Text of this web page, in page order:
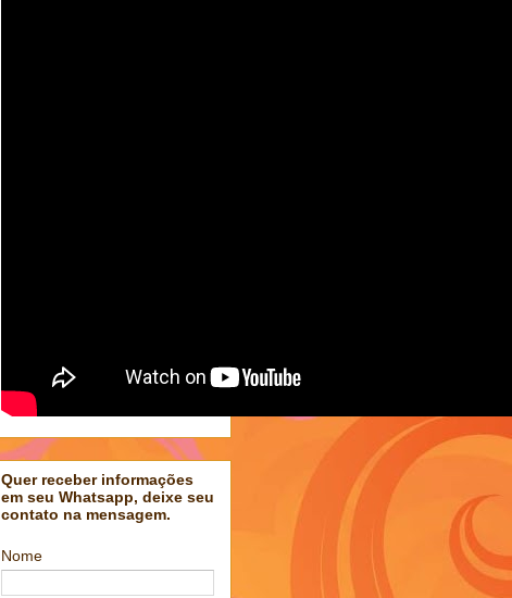
Quer receber informações
em seu Whatsapp, deixe seu
contato na mensagem.
Nome